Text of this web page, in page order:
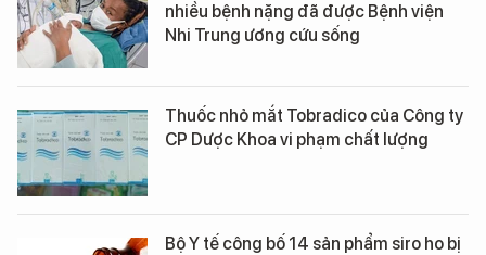
nhiều bệnh nặng đã được Bệnh viện
Nhi Trung ương cứu sống
Thuốc nhỏ mắt Tobradico của Công ty
CP Dược Khoa vi phạm chất lượng
Bộ Y tế công bố 14 sản phẩm siro ho bị